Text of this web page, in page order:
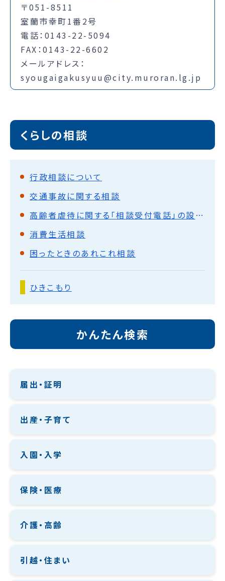
〒051-8511
室蘭市幸町1番2号
電話：0143-22-5094
FAX：0143-22-6602
メールアドレス：
syougaigakusyuu@city.muroran.lg.jp
くらしの相談
行政相談について
交通事故に関する相談
高齢者虐待に関する「相談受付電話」の設置について
消費生活相談
困ったときのあれこれ相談
ひきこもり
かんたん検索
届出・証明
出産・子育て
入園・入学
保険・医療
介護・高齢
引越・住まい